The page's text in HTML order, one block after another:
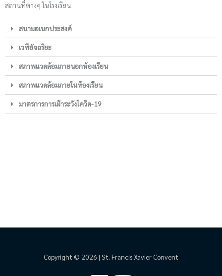
สถานที่ต่างๆ ในโรงเรียน
สนามอเนกประสงค์
เวทีอัจฉริยะ
สภาพแวดล้อมภายนอกห้องเรียน
สภาพแวดล้อมภายในห้องเรียน
มาตรการการเฝ้าระวังโควิด-19
Copyright © 2026 | St. Francis Xavier Convent